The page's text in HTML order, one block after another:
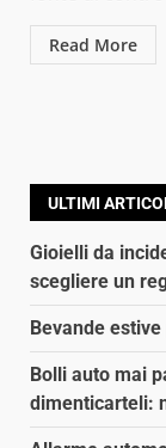
Read More
ULTIMI
Gioielli da
scegliere un
Bevande
Bolli auto mai
dimenticarteli: